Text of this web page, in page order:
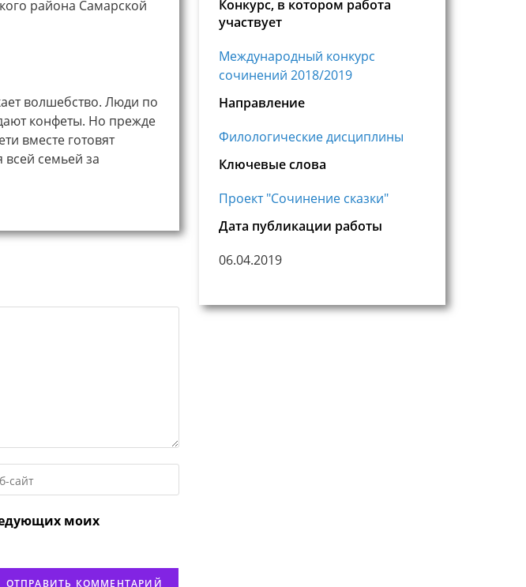
района Самарской
волшебство. Люди по
конфеты. Но прежде
вместе готовят
семьей за
моих
Конкурс, в котором работа
участвует
Международный конкурс
сочинений 2018/2019
Направление
Филологические дисциплины
Ключевые слова
Проект "Сочинение сказки"
Дата публикации работы
06.04.2019